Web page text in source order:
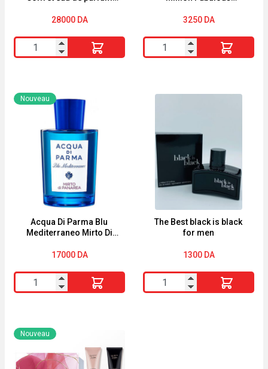
28000 DA
quantité
de
Paul
Gaultier
parfum
'Scandal'
Pièces
3250 DA
quantité
de
Rabanne
Fabulous
miniatuur
(5ml)
EDP
Acqua Di Parma Blu
Mediterraneo Mirto Di
Spray 75ml
Nouveau
17000 DA
quantité
de
Di
Parma
Blu
The Best black is black
for men
1300 DA
quantité
de
Nouveau